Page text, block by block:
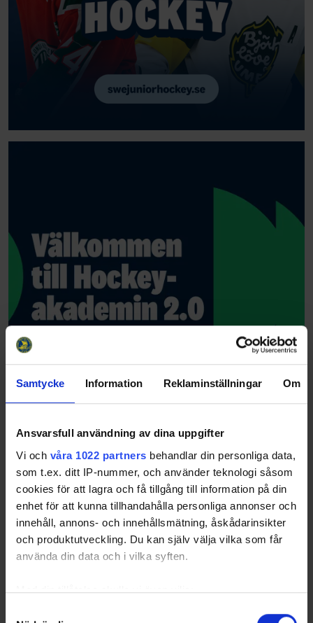
Samtycke Information Reklaminställningar Om
Ansvarsfull användning av dina uppgifter
Vi och våra 1022 partners behandlar din personliga data,
som t.ex. ditt IP-nummer, och använder teknologi såsom
cookies för att lagra och få tillgång till information på din
enhet för att kunna tillhandahålla personliga annonser och
innehåll, annons- och innehållsmätning, åskådarinsikter
och produktutveckling. Du kan själv välja vilka som får
använda din data och i vilka syften.
Med din tillåtelse skulle vi även vilja: